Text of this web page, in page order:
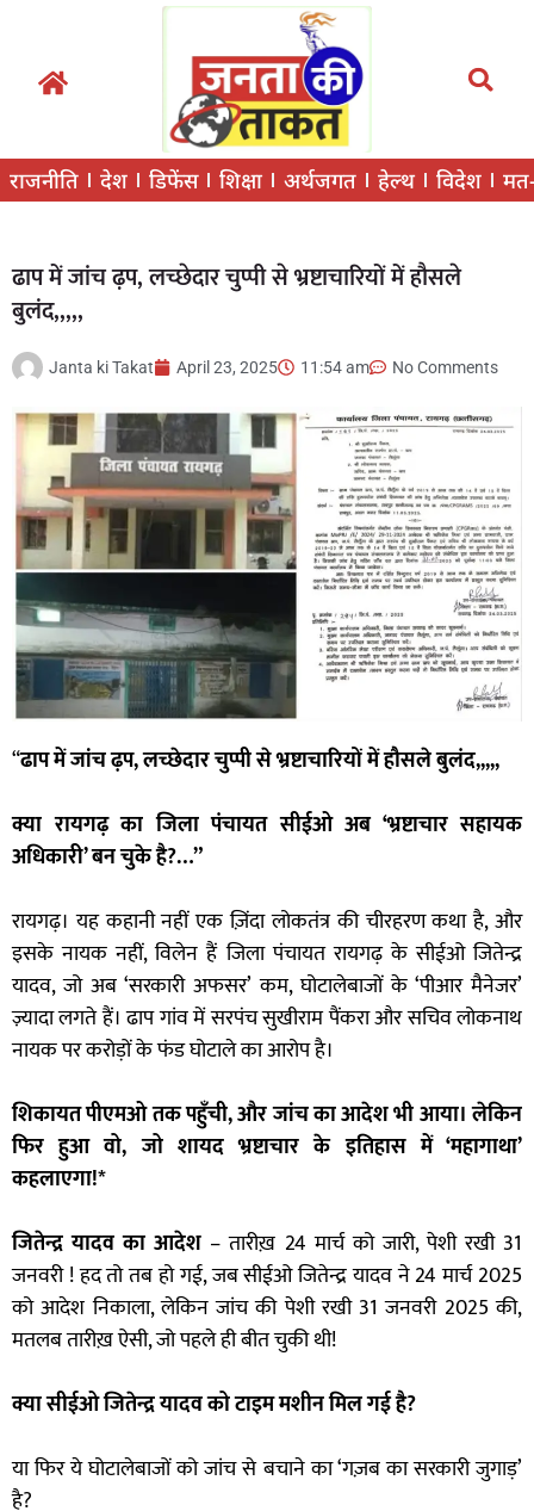
राजनीति देश डिफेंस शिक्षा अर्थजगत हेल्थ विदेश
ढाप में जांच ढ़प, लच्छेदार चुप्पी से भ्रष्टाचारियों में हौसले
बुलंद,,,,,
Janta ki Takat April 23, 2025 11:54 am No Comments
“ढाप में जांच ढ़प, लच्छेदार चुप्पी से भ्रष्टाचारियों में हौसले बुलंद,,,,,
क्या रायगढ़ का जिला पंचायत सीईओ अब ‘भ्रष्टाचार सहायक
अधिकारी’ बन चुके है?…”
रायगढ़। यह कहानी नहीं एक ज़िंदा लोकतंत्र की चीरहरण कथा है, और
इसके नायक नहीं, विलेन हैं जिला पंचायत रायगढ़ के सीईओ जितेन्द्र
यादव, जो अब ‘सरकारी अफसर’ कम, घोटालेबाजों के ‘पीआर मैनेजर’
ज़्यादा लगते हैं। ढाप गांव में सरपंच सुखीराम पैंकरा और सचिव लोकनाथ
नायक पर करोड़ों के फंड घोटाले का आरोप है।
शिकायत पीएमओ तक पहुँची, और जांच का आदेश भी आया। लेकिन
फिर हुआ वो, जो शायद भ्रष्टाचार के इतिहास में ‘महागाथा’
कहलाएगा!*
जितेन्द्र यादव का आदेश – तारीख़ 24 मार्च को जारी, पेशी रखी 31
जनवरी ! हद तो तब हो गई, जब सीईओ जितेन्द्र यादव ने 24 मार्च 2025
को आदेश निकाला, लेकिन जांच की पेशी रखी 31 जनवरी 2025 की,
मतलब तारीख़ ऐसी, जो पहले ही बीत चुकी थी!
क्या सीईओ जितेन्द्र यादव को टाइम मशीन मिल गई है?
या फिर ये घोटालेबाजों को जांच से बचाने का ‘गज़ब का सरकारी जुगाड़’
है?